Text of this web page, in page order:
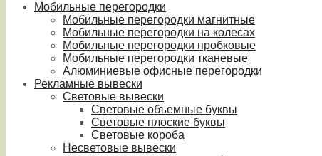
Мобильные перегородки
Мобильные перегородки магнитные
Мобильные перегородки на колесах
Мобильные перегородки пробковые
Мобильные перегородки тканевые
Алюминиевые офисные перегородки
Рекламные вывески
Световые вывески
Световые объемные буквы
Световые плоские буквы
Световые короба
Несветовые вывески